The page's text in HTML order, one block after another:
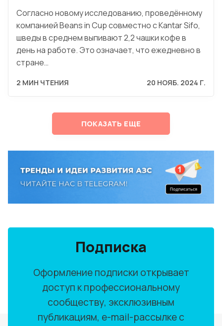
Согласно новому исследованию, проведённому
компанией Beans in Cup совместно с Kantar Sifo,
шведы в среднем выпивают 2,2 чашки кофе в
день на работе. Это означает, что ежедневно в
стране…
2 МИН ЧТЕНИЯ 20 НОЯБ. 2024 Г.
ПОКАЗАТЬ ЕЩЕ
Подписка
Оформление подписки открывает
доступ к профессиональному
сообществу, эксклюзивным
публикациям, e-mail-рассылке с